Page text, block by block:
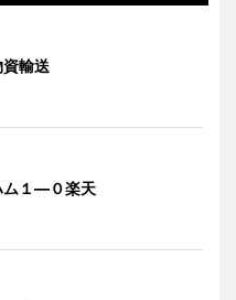
輸送
ム１―０楽天